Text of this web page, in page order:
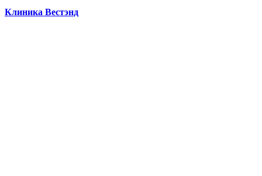
Клиника Вестэнд